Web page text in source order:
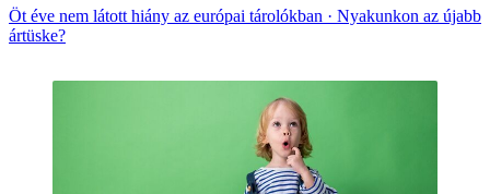
Öt éve nem látott hiány az európai tárolókban · Nyakunkon az újabb
ártüske?